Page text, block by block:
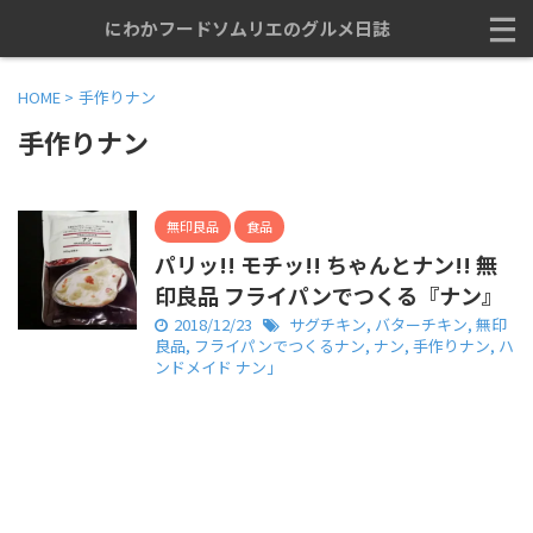
にわかフードソムリエのグルメ日誌
HOME > 手作りナン
手作りナン
無印良品 食品
パリッ!! モチッ!! ちゃんとナン!! 無
印良品 フライパンでつくる『ナン』
2018/12/23 サグチキン, バターチキン, 無印
良品, フライパンでつくるナン, ナン, 手作りナン, ハ
ンドメイド ナン」